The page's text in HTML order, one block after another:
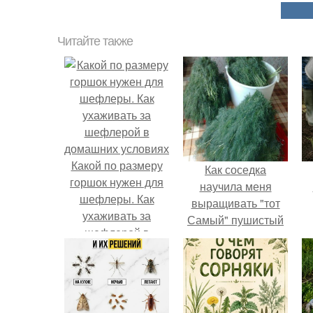
Читайте также
Какой по размеру
горшок нужен для
шефлеры. Как
ухаживать за
шефлерой в
домашних условиях
Как соседка
научила меня
выращивать "тот
Самый" пушистый
укроп.